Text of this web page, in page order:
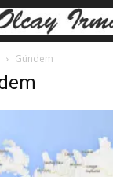
Gündem